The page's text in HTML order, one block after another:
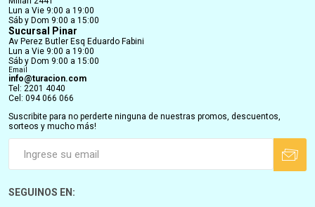
Lun a Vie 9:00 a 19:00
Sáb y Dom 9:00 a 15:00
Sucursal Pinar
Av Perez Butler Esq Eduardo Fabini
Lun a Vie 9:00 a 19:00
Sáb y Dom 9:00 a 15:00
Email
info@turacion.com
Tel: 2201 4040
Cel: 094 066 066
Suscribite para no perderte ninguna de nuestras promos, descuentos,
sorteos y mucho más!
SEGUINOS EN: